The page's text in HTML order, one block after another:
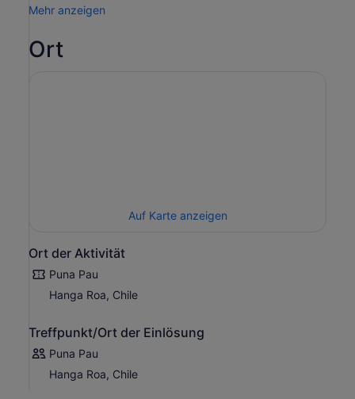
Mehr anzeigen
Ort
Auf Karte anzeigen
Ort der Aktivität
Puna Pau
Hanga Roa, Chile
Treffpunkt/Ort der Einlösung
Puna Pau
Hanga Roa, Chile